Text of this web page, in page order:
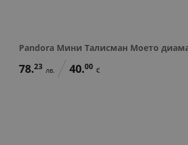
Pandora Мини Талисман Моето
78.23 лв. 40.00 €